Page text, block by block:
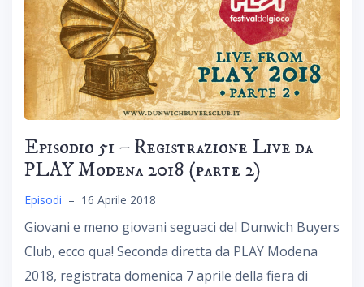
Episodio 51 – Registrazione Live da
PLAY Modena 2018 (parte 2)
Episodi – 16 Aprile 2018
Giovani e meno giovani seguaci del Dunwich Buyers
Club, ecco qua! Seconda diretta da PLAY Modena
2018, registrata domenica 7 aprile della fiera di